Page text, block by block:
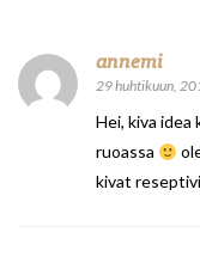
annemi
29 huhtikuun,
Hei, kiva idea
ruoassa
kivat